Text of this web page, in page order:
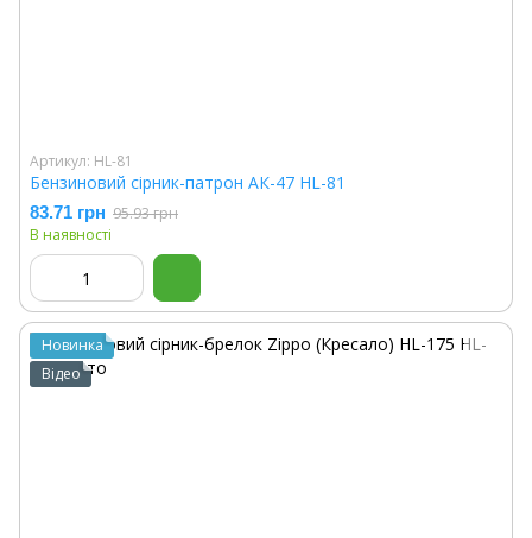
Артикул: HL-81
Бензиновий сірник-патрон АК-47 HL-81
83.71 грн 95.93 грн
В наявності
Новинка
Відео